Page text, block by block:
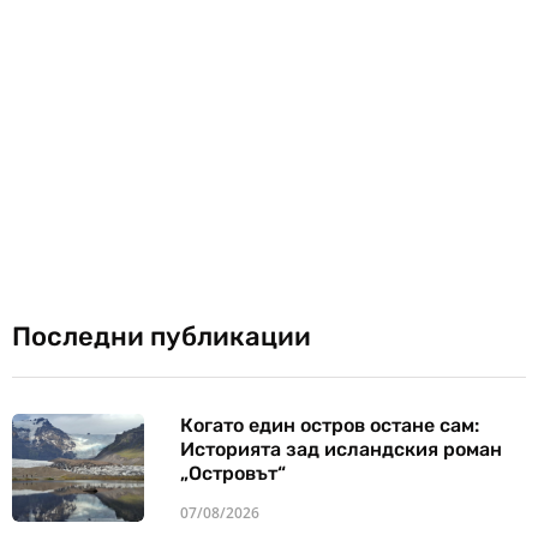
Последни публикации
Когато един остров остане сам:
Историята зад исландския роман
„Островът“
07/08/2026